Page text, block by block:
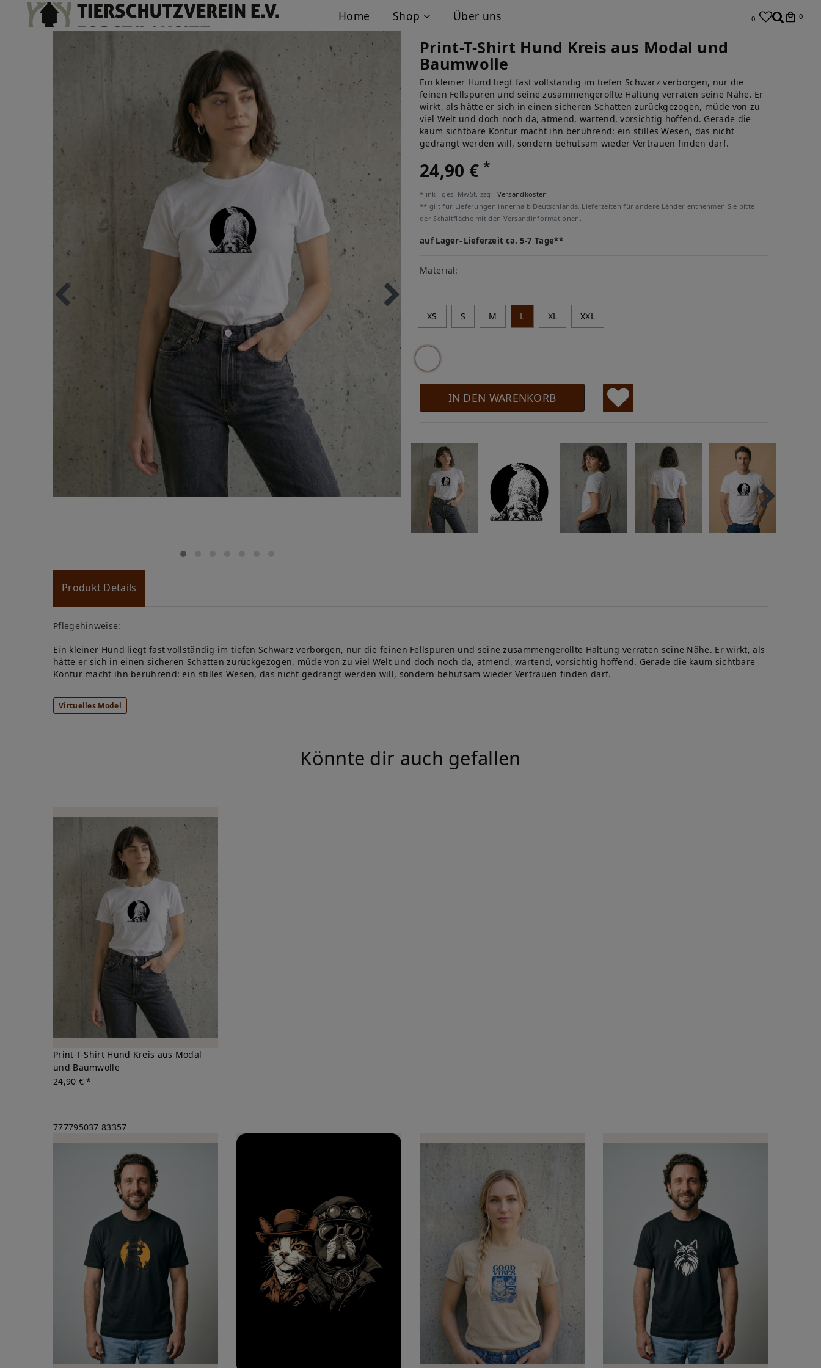
Home Shop Über uns 0 0
Print-T-Shirt Hund Kreis aus Modal und
Baumwolle
Ein kleiner Hund liegt fast vollständig im tiefen Schwarz verborgen, nur die
feinen Fellspuren und seine zusammengerollte Haltung verraten seine Nähe. Er
wirkt, als hätte er sich in einen sicheren Schatten zurückgezogen, müde von zu
viel Welt und doch noch da, atmend, wartend, vorsichtig hoffend. Gerade die
kaum sichtbare Kontur macht ihn berührend: ein stilles Wesen, das nicht
gedrängt werden will, sondern behutsam wieder Vertrauen finden darf.
24,90 €*
* inkl. ges. MwSt. zzgl. Versandkosten
** gilt für Lieferungen innerhalb Deutschlands, Lieferzeiten für andere Länder entnehmen Sie bitte
der Schaltfläche mit den Versandinformationen.
auf Lager- Lieferzeit ca. 5-7 Tage**
Material:
XS S M L XL XXL
IN DEN WARENKORB
W
u
ns
lis
te
Produkt Details
Pflegehinweise:
Ein kleiner Hund liegt fast vollständig im tiefen Schwarz verborgen, nur die feinen Fellspuren und seine zusammengerollte Haltung verraten seine Nähe. Er wirkt, als
hätte er sich in einen sicheren Schatten zurückgezogen, müde von zu viel Welt und doch noch da, atmend, wartend, vorsichtig hoffend. Gerade die kaum sichtbare
Kontur macht ihn berührend: ein stilles Wesen, das nicht gedrängt werden will, sondern behutsam wieder Vertrauen finden darf.
Virtuelles Model
Könnte dir auch gefallen
Print-T-Shirt Hund Kreis aus Modal
und Baumwolle
24,90 € *
777795037 83357